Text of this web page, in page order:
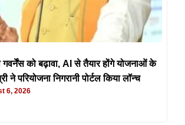
गवर्नेंस को बढ़ावा, AI से तैयार होंगे योजनाओं के
ने परियोजना निगरानी पोर्टल किया लॉन्च
6, 2026